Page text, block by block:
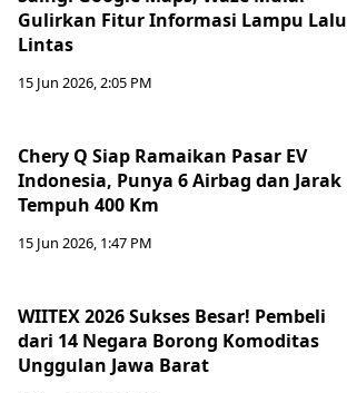
Gulirkan Fitur Informasi Lampu Lalu
Lintas
15 Jun 2026, 2:05 PM
Chery Q Siap Ramaikan Pasar EV
Indonesia, Punya 6 Airbag dan Jarak
Tempuh 400 Km
15 Jun 2026, 1:47 PM
WIITEX 2026 Sukses Besar! Pembeli
dari 14 Negara Borong Komoditas
Unggulan Jawa Barat